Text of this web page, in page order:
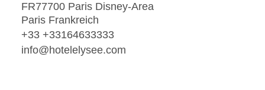
FR77700 Paris Disney-Area
Paris Frankreich
+33 +33164633333
info@hotelelysee.com